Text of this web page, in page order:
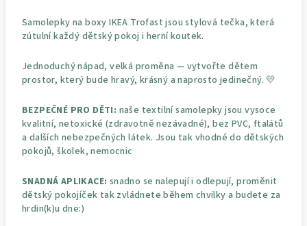
Samolepky na boxy IKEA Trofast jsou stylová tečka, která
zútulní každý dětský pokoj i herní koutek.
Jednoduchý nápad, velká proměna — vytvořte dětem
prostor, který bude hravý, krásný a naprosto jedinečný. 💛
BEZPEČNÉ PRO DĚTI: naše textilní samolepky jsou vysoce
kvalitní, netoxické (zdravotně nezávadné), bez PVC, ftalátů
a dalších nebezpečných látek. Jsou tak vhodné do dětských
pokojů, školek, nemocnic
SNADNÁ APLIKACE: snadno se nalepují i odlepují, proměnit
dětský pokojíček tak zvládnete během chvilky a budete za
hrdin(k)u dne:)